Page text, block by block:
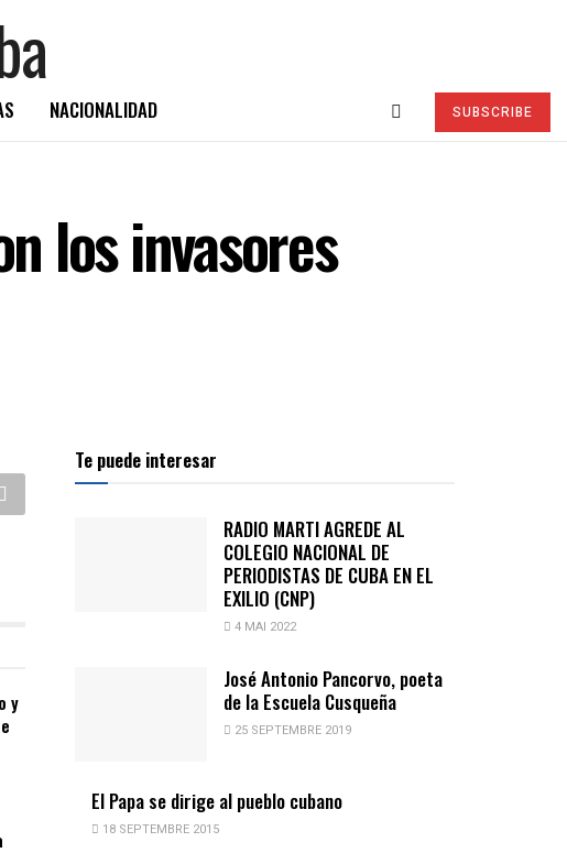
NACIONALIDAD SUBSCRIBE
los invasores
y
Te puede interesar
RADIO MARTI AGREDE AL
COLEGIO NACIONAL DE
PERIODISTAS DE CUBA EN EL
EXILIO (CNP)
4 MAI 2022
José Antonio Pancorvo, poeta
de la Escuela Cusqueña
25 SEPTEMBRE 2019
El Papa se dirige al pueblo cubano
18 SEPTEMBRE 2015